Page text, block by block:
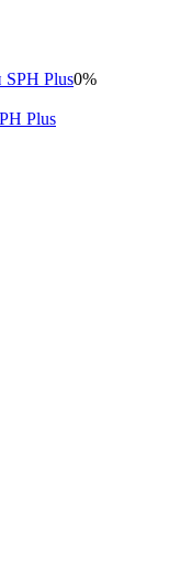
0%
Plus